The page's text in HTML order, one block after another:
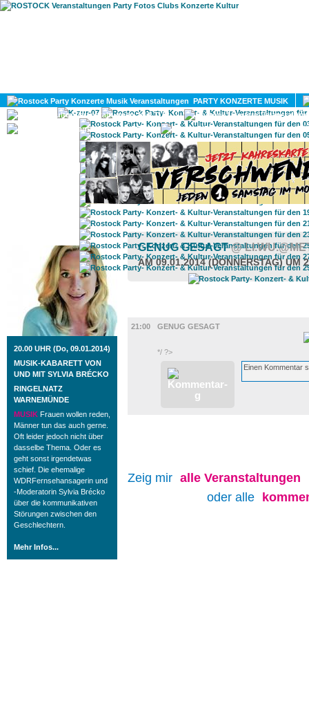
PARTY KONZERTE MUSIK
KULTUR
GAY
ROSTOCK TAGESTIPP
20.00 UHR (Do, 09.01.2014)
MUSIK-KABARETT VON
UND MIT SYLVIA BRÉCKO
RINGELNATZ
WARNEMÜNDE
MUSIK Frauen wollen reden,
Männer tun das auch gerne.
Oft leider jedoch nicht über
dasselbe Thema. Oder es
geht sonst irgendetwas
schief. Die ehemalige
WDRFernsehansagerin und
-Moderatorin Sylvia Brécko
über die kommunikativen
Störungen zwischen den
Geschlechtern.
Mehr Infos...
GENUG GESAGT@
AM 09.01.2014 (DONNERSTAG) UM
21:00
GENUG GESAGT
*/ ?>
Zeig mir alle Veranstaltungen
oder alle